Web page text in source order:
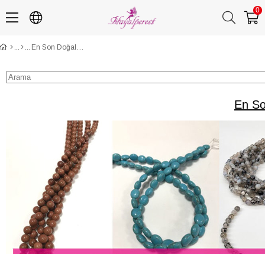
0
En Son Doğal Taş Ürünlerimizi Gördünüz mü?
En